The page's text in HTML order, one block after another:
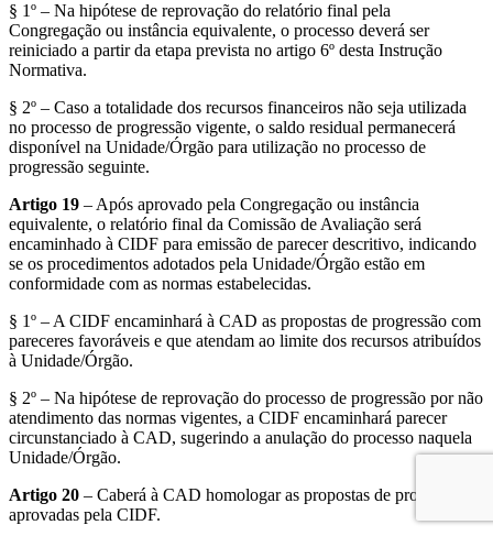
§ 1º – Na hipótese de reprovação do relatório final pela
Congregação ou instância equivalente, o processo deverá ser
reiniciado a partir da etapa prevista no artigo 6º desta Instrução
Normativa.
§ 2º – Caso a totalidade dos recursos financeiros não seja utilizada
no processo de progressão vigente, o saldo residual permanecerá
disponível na Unidade/Órgão para utilização no processo de
progressão seguinte.
Artigo 19 – Após aprovado pela Congregação ou instância
equivalente, o relatório final da Comissão de Avaliação será
encaminhado à CIDF para emissão de parecer descritivo, indicando
se os procedimentos adotados pela Unidade/Órgão estão em
conformidade com as normas estabelecidas.
§ 1º – A CIDF encaminhará à CAD as propostas de progressão com
pareceres favoráveis e que atendam ao limite dos recursos atribuídos
à Unidade/Órgão.
§ 2º – Na hipótese de reprovação do processo de progressão por não
atendimento das normas vigentes, a CIDF encaminhará parecer
circunstanciado à CAD, sugerindo a anulação do processo naquela
Unidade/Órgão.
Artigo 20 – Caberá à CAD homologar as propostas de progressão
aprovadas pela CIDF.